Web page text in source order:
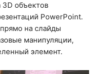
3D объектов
PowerPoint.
на слайды
манипуляции,
элемент.